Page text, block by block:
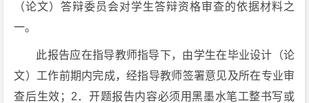
（论文）答辩委员会对学生答辩资格审查的依据材料之
一。
此报告应在指导教师指导下，由学生在毕业设计（论
文）工作前期内完成，经指导教师签署意见及所在专业审
查后生效；2．开题报告内容必须用黑墨水笔工整书写或